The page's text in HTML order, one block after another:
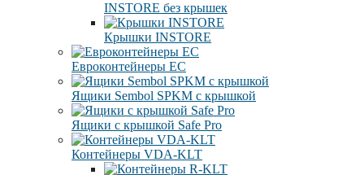
INSTORE без крышек
Крышки INSTORE
Евроконтейнеры ЕC
Ящики Sembol SPKM с крышкой
Ящики с крышкой Safe Pro
Контейнеры VDA-KLT